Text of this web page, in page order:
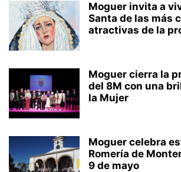
Moguer invita a
Santa de las más
atractivas de la
Moguer cierra la
del 8M con una
la Mujer
Moguer celebra
Romería de
9 de mayo